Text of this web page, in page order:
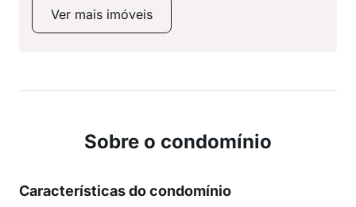
Ver mais imóveis
Sobre o condomínio
Características do condomínio